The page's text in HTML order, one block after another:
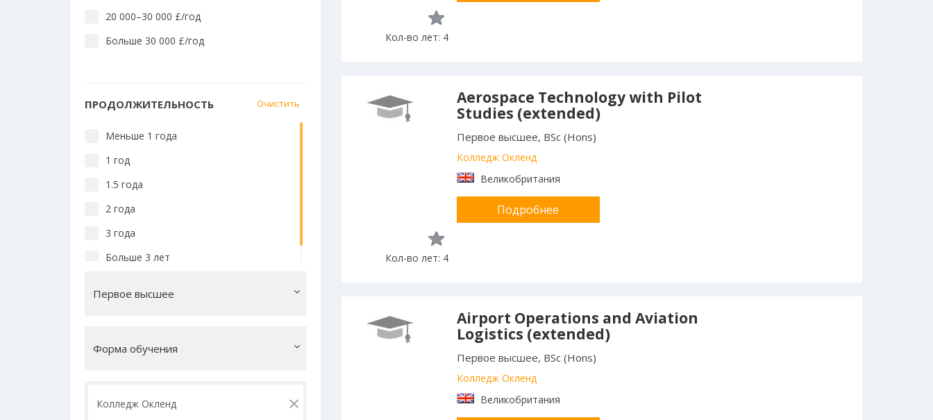
20 000–30 000 £/год
Больше 30 000 £/год
ПРОДОЛЖИТЕЛЬНОСТЬ Очистить
Меньше 1 года
1 год
1.5 года
2 года
3 года
Больше 3 лет
Первое высшее
Форма обучения
×
Кол-во лет: 4
Aerospace Technology with Pilot
Studies (extended)
Первое высшее, BSc (Hons)
Колледж Окленд
Великобритания
Подробнее
Кол-во лет: 4
Airport Operations and Aviation
Logistics (extended)
Первое высшее, BSc (Hons)
Колледж Окленд
Великобритания